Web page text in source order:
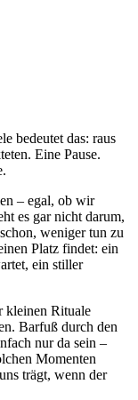
bedeutet das: raus
Eine Pause.
– egal, ob wir
es gar nicht darum,
weniger tun zu
Platz findet: ein
ein stiller
kleinen Rituale
Barfuß durch den
nur da sein –
Momenten
trägt, wenn der